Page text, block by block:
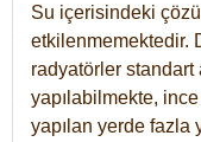
Su içerisindeki
etkilenmemektedir.
radyatörler standart
yapılabilmekte,
yapılan yerde fazla